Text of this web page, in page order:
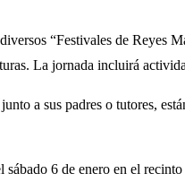
“Festivales de Reyes
La jornada incluirá
a sus padres o tutores,
6 de enero en el